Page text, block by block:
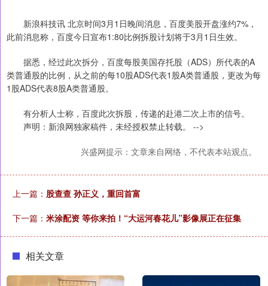
新浪科技讯 北京时间3月1日晚间消息，百度美股开盘涨约7%，
此前消息称，百度今日宣布1:80比例拆股计划将于3月1日生效。
据悉，经过此次拆分，百度每股美国存托股（ADS）所代表的A
类普通股的比例，从之前的每10股ADS代表1股A类普通股，更改为每
1股ADS代表8股A类普通股。
有分析人士称，百度此次拆股，传递的赴港二次上市的信号。
声明：新浪网独家稿件，未经授权禁止转载。 -->
兴盛网提示：文章来自网络，不代表本站观点。
上一篇： 股查查 孙正义，重回首富
下一篇： 米涂配资 等你来拍！“大运河春花儿”影像展正在征集
相关文章